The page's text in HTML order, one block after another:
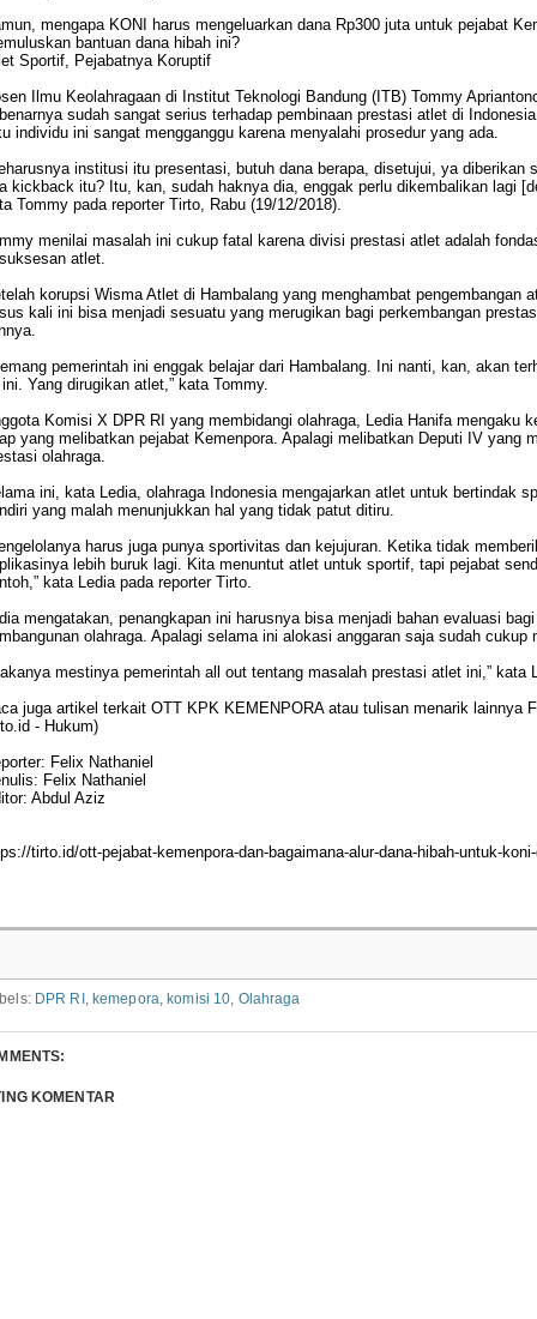
mengapa KONI harus mengeluarkan dana Rp300 juta untuk pejabat
bantuan dana hibah ini?
Sportif, Pejabatnya Koruptif
Ilmu Keolahragaan di Institut Teknologi Bandung (ITB) Tommy
sudah sangat serius terhadap pembinaan prestasi atlet di
individu ini sangat mengganggu karena menyalahi prosedur yang ada.
institusi itu presentasi, butuh dana berapa, disetujui, ya diberikan
kickback itu? Itu, kan, sudah haknya dia, enggak perlu dikembalikan lagi
Tommy pada reporter Tirto, Rabu (19/12/2018).
menilai masalah ini cukup fatal karena divisi prestasi atlet adalah
atlet.
korupsi Wisma Atlet di Hambalang yang menghambat pengembangan
kali ini bisa menjadi sesuatu yang merugikan bagi perkembangan
pemerintah ini enggak belajar dari Hambalang. Ini nanti, kan, akan
ini. Yang dirugikan atlet,” kata Tommy.
Komisi X DPR RI yang membidangi olahraga, Ledia Hanifa mengaku
yang melibatkan pejabat Kemenpora. Apalagi melibatkan Deputi IV yang
olahraga.
ini, kata Ledia, olahraga Indonesia mengajarkan atlet untuk bertindak
yang malah menunjukkan hal yang tidak patut ditiru.
harus juga punya sportivitas dan kejujuran. Ketika tidak
lebih buruk lagi. Kita menuntut atlet untuk sportif, tapi pejabat
kata Ledia pada reporter Tirto.
mengatakan, penangkapan ini harusnya bisa menjadi bahan evaluasi
olahraga. Apalagi selama ini alokasi anggaran saja sudah cukup
mestinya pemerintah all out tentang masalah prestasi atlet ini,” kata
juga artikel terkait OTT KPK KEMENPORA atau tulisan menarik lainnya
- Hukum)
Felix Nathaniel
Felix Nathaniel
Abdul Aziz
tirto.id/ott-pejabat-kemenpora-dan-bagaimana-alur-dana-hibah-untuk-
DPR RI, kemepora,komisi 10, Olahraga
KOMENTAR